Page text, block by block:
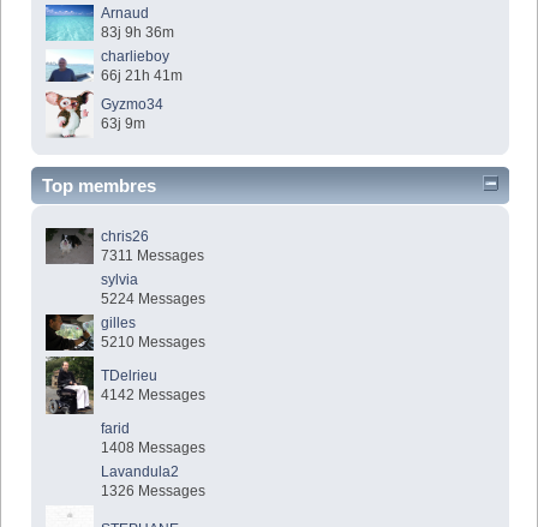
Arnaud
83j 9h 36m
charlieboy
66j 21h 41m
Gyzmo34
63j 9m
Top membres
chris26
7311 Messages
sylvia
5224 Messages
gilles
5210 Messages
TDelrieu
4142 Messages
farid
1408 Messages
Lavandula2
1326 Messages